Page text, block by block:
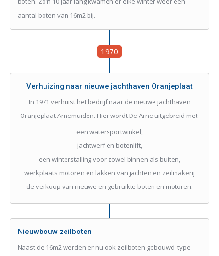
aantal boten van 16m2 bij.
1970
Verhuizing naar nieuwe jachthaven Oranjeplaat
In 1971 verhuist het bedrijf naar de nieuwe jachthaven
Oranjeplaat Arnemuiden. Hier wordt De Arne uitgebreid met:
een watersportwinkel,
jachtwerf en botenlift,
een winterstalling voor zowel binnen als buiten,
werkplaats motoren en lakken van jachten en zeilmakerij
de verkoop van nieuwe en gebruikte boten en motoren.
Nieuwbouw zeilboten
Naast de 16m2 werden er nu ook zeilboten gebouwd; type